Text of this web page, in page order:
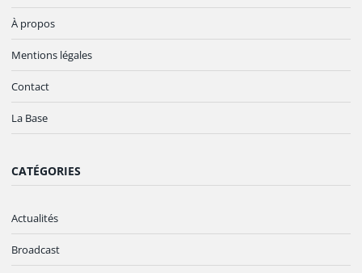
À propos
Mentions légales
Contact
La Base
CATÉGORIES
Actualités
Broadcast